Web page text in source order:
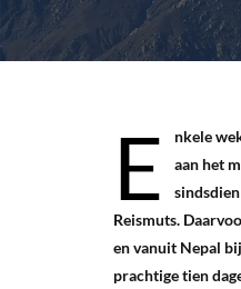
E
nkele
aan het
Reismuts.
en vanuit Nepal
prachtige tien